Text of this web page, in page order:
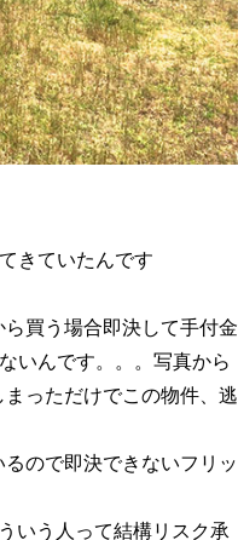
きていたんです
買う場合即決して手付金
いんです。。。写真から
っただけでこの物件、逃
ので即決できないフリッ
いう人って結構リスク承